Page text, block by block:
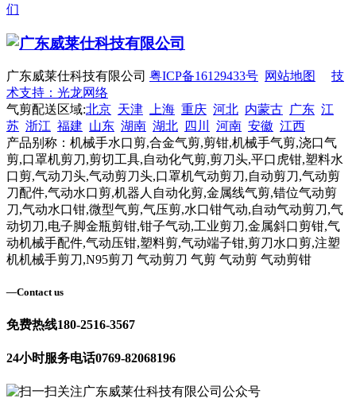
们
广东威莱仕科技有限公司 粤ICP备16129433号 网站地图
技
术支持：光龙网络
气剪配送区域:北京 天津 上海 重庆 河北 内蒙古 广东 江
苏 浙江 福建 山东 湖南 湖北 四川 河南 安徽 江西
产品别称：机械手水口剪,合金气剪,剪钳,机械手气剪,浇口气
剪,口罩机剪刀,剪切工具,自动化气剪,剪刀头,平口虎钳,塑料水
口剪,气动刀头,气动剪刀头,口罩机气动剪刀,自动剪刀,气动剪
刀配件,气动水口剪,机器人自动化剪,金属线气剪,错位气动剪
刀,气动水口钳,微型气剪,气压剪,水口钳气动,自动气动剪刀,气
动切刀,电子脚金瓶剪钳,钳子气动,工业剪刀,金属斜口剪钳,气
动机械手配件,气动压钳,塑料剪,气动端子钳,剪刀水口剪,注塑
机机械手剪刀,N95剪刀 气动剪刀 气剪 气动剪 气动剪钳
—Contact us
免费热线180-2516-3567
24小时服务电话0769-82068196